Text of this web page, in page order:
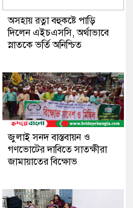
অসহায় রত্না বহুকষ্টে পাড়ি
দিলেন এইচএসসি, অর্থাভাবে
স্নাতকে ভর্তি অনিশ্চিত
জুলাই সনদ বাস্তবায়ন ও
গণভোটের দাবিতে সাতক্ষীরা
জামায়াতের বিক্ষোভ